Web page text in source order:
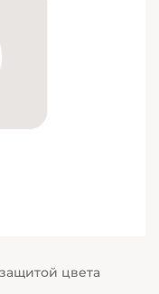
цвета